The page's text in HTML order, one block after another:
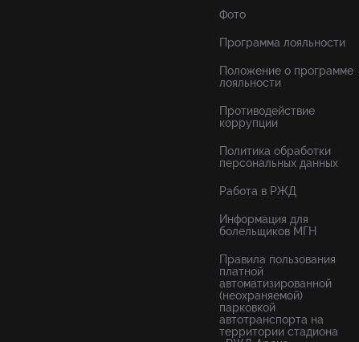
Фото
Программа лояльности
Положение о программе
лояльности
Противодействие
коррупции
Политика обработки
персональных данных
Работа в РЖД
Информация для
болельщиков МГН
Правила пользования
платной
автоматизированной
(неохраняемой)
парковкой
автотранспорта на
территории стадиона